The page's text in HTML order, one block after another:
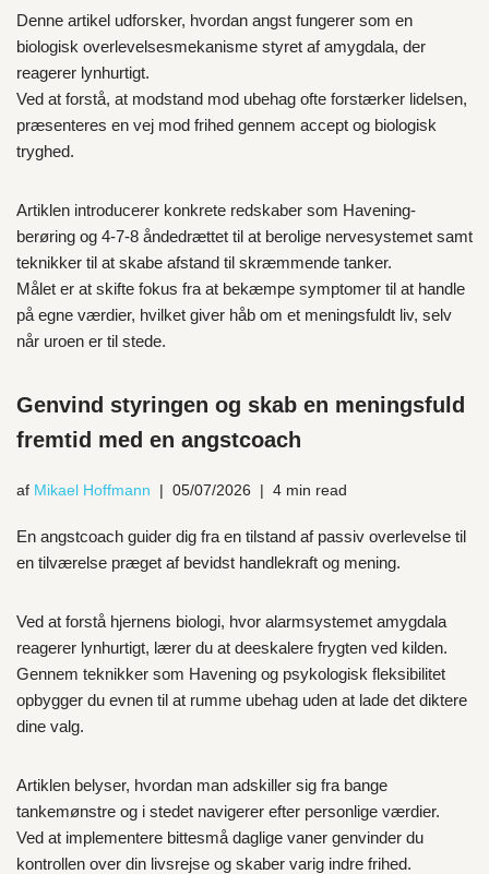
Denne artikel udforsker, hvordan angst fungerer som en
biologisk overlevelsesmekanisme styret af amygdala, der
reagerer lynhurtigt.
Ved at forstå, at modstand mod ubehag ofte forstærker lidelsen,
præsenteres en vej mod frihed gennem accept og biologisk
tryghed.
Artiklen introducerer konkrete redskaber som Havening-
berøring og 4-7-8 åndedrættet til at berolige nervesystemet samt
teknikker til at skabe afstand til skræmmende tanker.
Målet er at skifte fokus fra at bekæmpe symptomer til at handle
på egne værdier, hvilket giver håb om et meningsfuldt liv, selv
når uroen er til stede.
Genvind styringen og skab en meningsfuld
fremtid med en angstcoach
af Mikael Hoffmann 05/07/2026 4 min read
En angstcoach guider dig fra en tilstand af passiv overlevelse til
en tilværelse præget af bevidst handlekraft og mening.
Ved at forstå hjernens biologi, hvor alarmsystemet amygdala
reagerer lynhurtigt, lærer du at deeskalere frygten ved kilden.
Gennem teknikker som Havening og psykologisk fleksibilitet
opbygger du evnen til at rumme ubehag uden at lade det diktere
dine valg.
Artiklen belyser, hvordan man adskiller sig fra bange
tankemønstre og i stedet navigerer efter personlige værdier.
Ved at implementere bittesmå daglige vaner genvinder du
kontrollen over din livsrejse og skaber varig indre frihed.